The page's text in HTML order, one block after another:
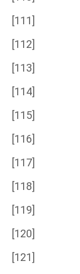
[111]
[112]
[113]
[114]
[115]
[116]
[117]
[118]
[119]
[120]
[121]